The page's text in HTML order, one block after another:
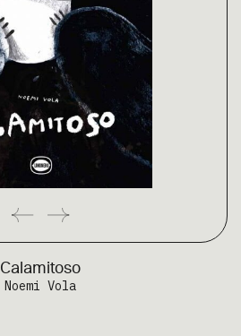
Calamitoso
Noemi Vola